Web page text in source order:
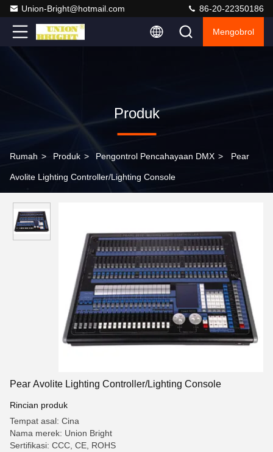
Union-Bright@hotmail.com 86-20-22350186
Mengobrol
Produk
Rumah > Produk > Pengontrol Pencahayaan DMX > Pear
Avolite Lighting Controller/Lighting Console
Pear Avolite Lighting Controller/Lighting Console
Rincian produk
Tempat asal: Cina
Nama merek: Union Bright
Sertifikasi: CCC, CE, ROHS